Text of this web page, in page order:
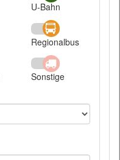
U-Bahn
Regionalbus
Sonstige